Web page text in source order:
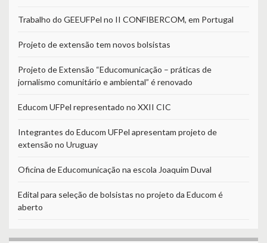
Trabalho do GEEUFPel no II CONFIBERCOM, em Portugal
Projeto de extensão tem novos bolsistas
Projeto de Extensão “Educomunicação – práticas de
jornalismo comunitário e ambiental” é renovado
Educom UFPel representado no XXII CIC
Integrantes do Educom UFPel apresentam projeto de
extensão no Uruguay
Oficina de Educomunicação na escola Joaquim Duval
Edital para seleção de bolsistas no projeto da Educom é
aberto